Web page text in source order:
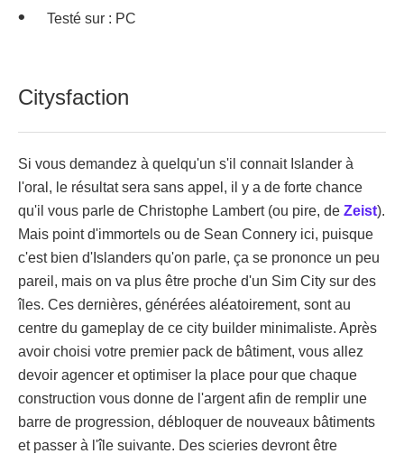
Testé sur : PC
Citysfaction
Si vous demandez à quelqu'un s'il connait Islander à
l'oral, le résultat sera sans appel, il y a de forte chance
qu'il vous parle de Christophe Lambert (ou pire, de Zeist).
Mais point d'immortels ou de Sean Connery ici, puisque
c'est bien d'Islanders qu'on parle, ça se prononce un peu
pareil, mais on va plus être proche d'un Sim City sur des
îles. Ces dernières, générées aléatoirement, sont au
centre du gameplay de ce city builder minimaliste. Après
avoir choisi votre premier pack de bâtiment, vous allez
devoir agencer et optimiser la place pour que chaque
construction vous donne de l'argent afin de remplir une
barre de progression, débloquer de nouveaux bâtiments
et passer à l'île suivante. Des scieries devront être